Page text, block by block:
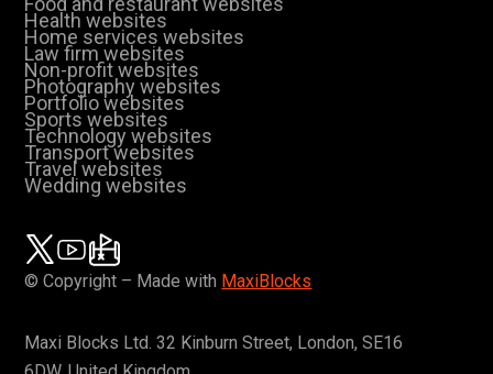
Health websites
Home services websites
Law firm websites
Non-profit websites
Photography websites
Portfolio websites
Sports websites
Technology websites
Transport websites
Travel websites
Wedding websites
© Copyright – Made with MaxiBlocks
Maxi Blocks Ltd. 32 Kinburn Street, London, SE16